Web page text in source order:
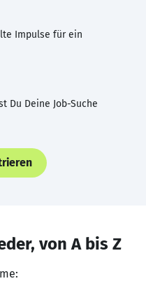
Impulse für ein
Du Deine Job-Suche
von A bis Z